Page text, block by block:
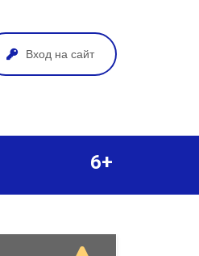
Вход на сайт
6+